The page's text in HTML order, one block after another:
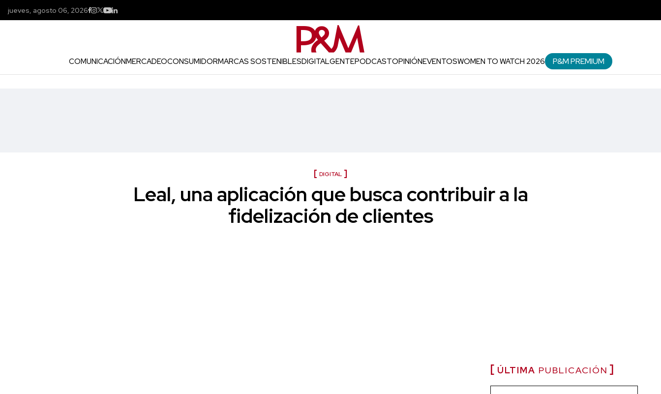
jueves, agosto 06, 2026
COMUNICACIÓNMERCADEOCONSUMIDORMARCAS SOSTENIBLESDIGITALGENTEPODCASTOPINIÓNEVENTOSWOMEN TO WATCH 2026 P&M PREMIUM
DIGITAL
Leal, una aplicación que busca contribuir a la
fidelización de clientes
ÚLTIMA PUBLICACIÓN